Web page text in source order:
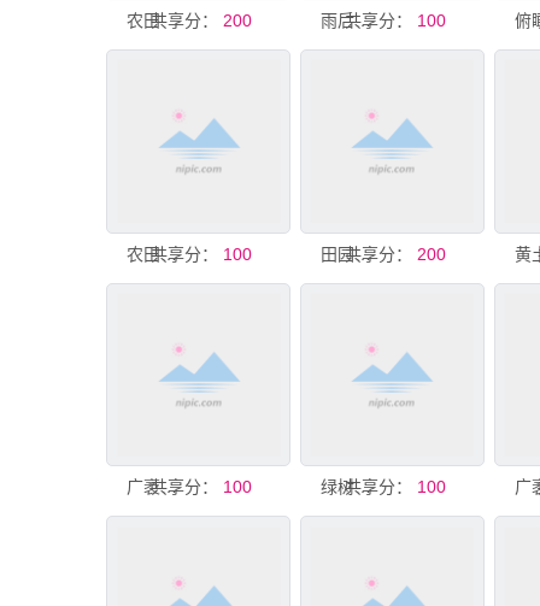
农田共享分： 200 雨后泥泞农田景象
共享分： 100
农田劳作场景
共享分： 100 田园风光中的开阔农田
共享分： 200
广袤绿色农田
共享分： 100 绿树环绕的农田
共享分： 100